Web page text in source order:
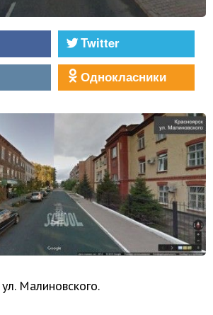
Twitter
Однокласники
Малиновского.